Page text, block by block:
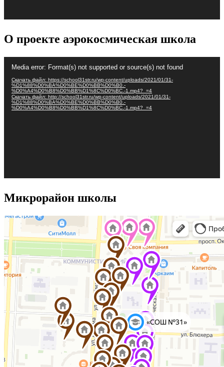
О проекте аэрокосмическая школа
Media error: Format(s) not supported or source(s) not found
Скачать файл: https://school31str.ru/wp-content/uploads/2021/01/31-
%D1%88%D0%BA%D0%BE%D0%BB%D0%B0.-
%D0%A4%D0%B8%D0%BB%D1%8C%D0%BC.-1.mp4?_=4
Скачать файл: http://school31str.ru/wp-content/uploads/2021/01/31-
%D1%88%D0%BA%D0%BE%D0%BB%D0%B0.-
%D0%A4%D0%B8%D0%BB%D1%8C%D0%BC.-1.mp4?_=4
Микрорайон школы